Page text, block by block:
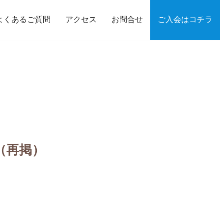
くあるご質問 アクセス お問合せ ご入会はコチラ
掲）